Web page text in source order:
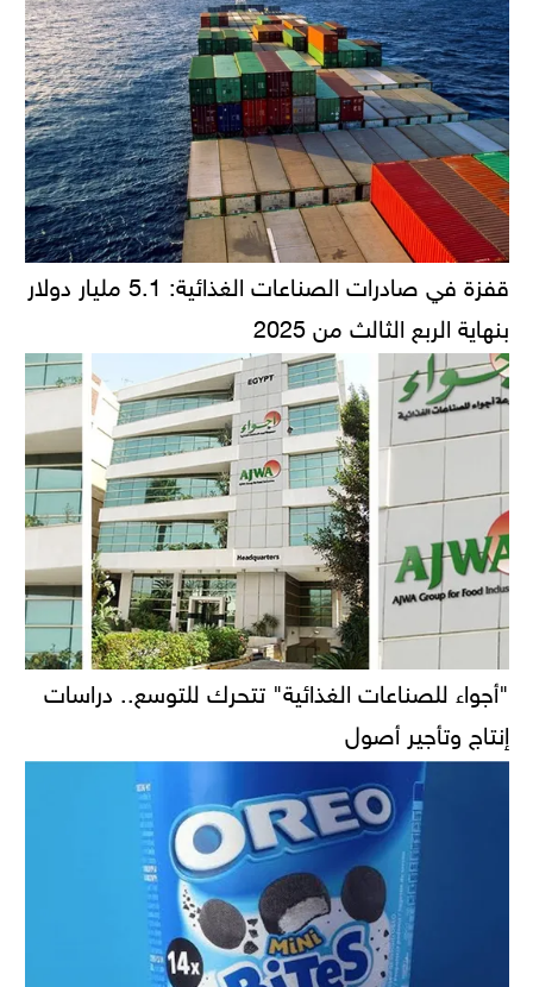
قفزة في صادرات الصناعات الغذائية: 5.1 مليار دولار
بنهاية الربع الثالث من 2025
"أجواء للصناعات الغذائية" تتحرك للتوسع.. دراسات
إنتاج وتأجير أصول